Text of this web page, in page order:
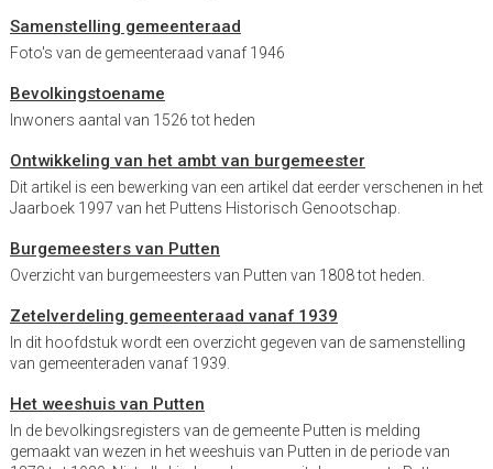
Samenstelling gemeenteraad
Foto's van de gemeenteraad vanaf 1946
Bevolkingstoename
Inwoners aantal van 1526 tot heden
Ontwikkeling van het ambt van burgemeester
Dit artikel is een bewerking van een artikel dat eerder verschenen in het
Jaarboek 1997 van het Puttens Historisch Genootschap.
Burgemeesters van Putten
Overzicht van burgemeesters van Putten van 1808 tot heden.
Zetelverdeling gemeenteraad vanaf 1939
In dit hoofdstuk wordt een overzicht gegeven van de samenstelling
van gemeenteraden vanaf 1939.
Het weeshuis van Putten
In de bevolkingsregisters van de gemeente Putten is melding
gemaakt van wezen in het weeshuis van Putten in de periode van